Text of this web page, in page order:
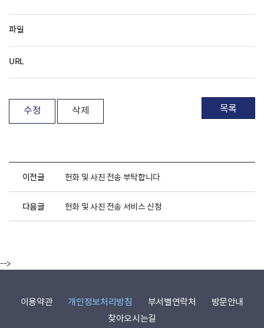
파일
URL
수정 삭제 목록
이전글 헌화 및 사진 전송 부탁합니다
다음글 헌화 및 사진 전송 서비스 신청
-->
이용약관 개인정보처리방침 부서별연락처
방문안내
찾아오시는길